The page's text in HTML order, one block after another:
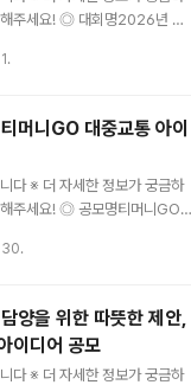
7,000만원 (각 개인.팀장 1,0
참여를 바라..
해주세요! ◎ 대회명2026년 대
산유통 분야에 관심있는 대학
제출: 2026년 5월 10일(일)까
팀(5월 29일) 선정: 2026년 5
산물품질평가원 채용 지원 시
작 후속 연계 지원(정책발표, 시
보도자료 등 수상작 홍보 ◎
식품부장관상 2점, 축산..
머니GO 대중교통 아이
다 ※ 더 자세한 정보가 궁금하
주세요! ◎ 공모명티머니GO
함께!매일 걷고, 타고, 내리는
GO에서 쓰고 싶은 대중교통 서
좋겠다는 생각들을 들려주세요
격 제한 없음(나이, 학력, 국적
단위로 접수 가능 (대학생, 스
양을 위한 따뜻한 제안,
이디어 공모
다 ※ 더 자세한 정보가 궁금하